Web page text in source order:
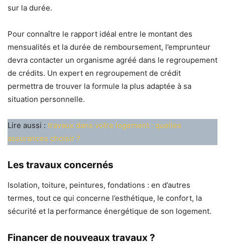
sur la durée.
Pour connaître le rapport idéal entre le montant des
mensualités et la durée de remboursement, l’emprunteur
devra contacter un organisme agréé dans le regroupement
de crédits. Un expert en regroupement de crédit
permettra de trouver la formule la plus adaptée à sa
situation personnelle.
Lire aussi : travaux dans votre logement : quelles
assurances choisir ?
Les travaux concernés
Isolation, toiture, peintures, fondations : en d’autres
termes, tout ce qui concerne l’esthétique, le confort, la
sécurité et la performance énergétique de son logement.
Financer de nouveaux travaux ?